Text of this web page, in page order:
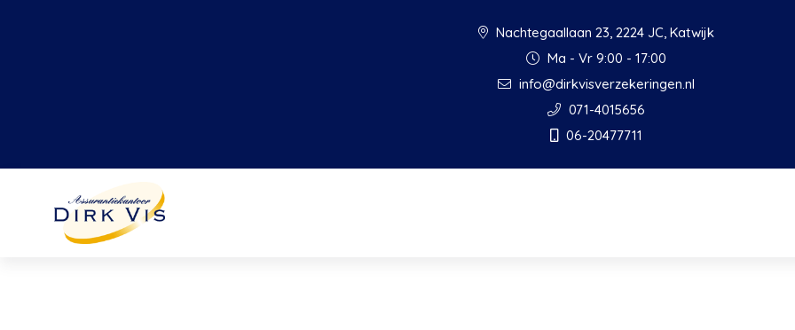
Nachtegaallaan 23, 2224 JC, Katwijk
Ma - Vr 9:00 - 17:00
info@dirkvisverzekeringen.nl
071-4015656
06-20477711